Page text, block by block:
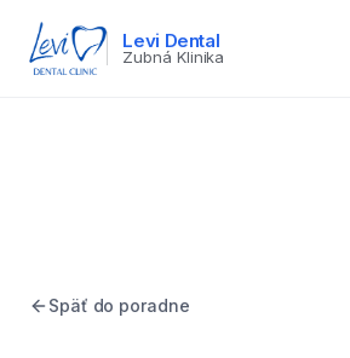
Levi Dental
Zubná Klinika
Späť do poradne